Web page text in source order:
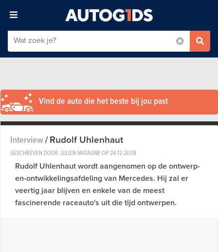
Vind de auto die het beste bij jou past
Interview/Rudolf Uhlenhaut
GESCHREVEN DOOR JULIEN MATAGNE OP 24-12-2008
Rudolf Uhlenhaut wordt aangenomen op de ontwerp-
en-ontwikkelingsafdeling van Mercedes. Hij zal er
veertig jaar blijven en enkele van de meest
fascinerende raceauto's uit die tijd ontwerpen.